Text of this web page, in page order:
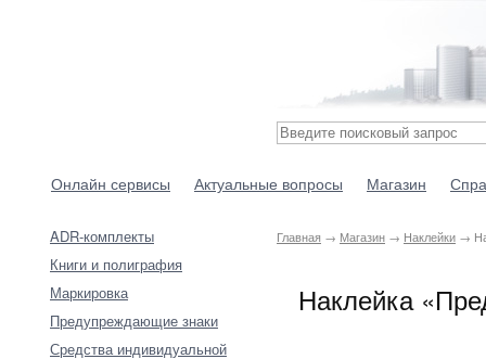
Онлайн сервисы Актуальные вопросы Магазин
ADR-комплекты
Книги и полиграфия
Маркировка
Предупреждающие знаки
Средства индивидуальной
Главная → Магазин → Наклейки →
Наклейка